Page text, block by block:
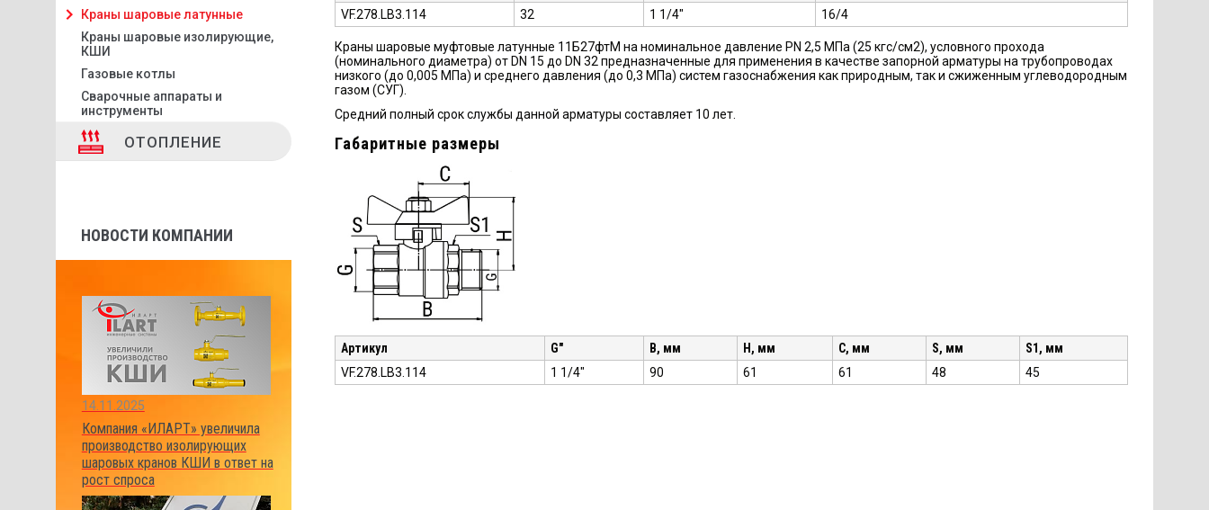
Краны шаровые латунные
Краны шаровые изолирующие,
КШИ
Газовые котлы
Сварочные аппараты и
инструменты
ОТОПЛЕНИЕ
НОВОСТИ КОМПАНИИ
14.11.2025
Компания «ИЛАРТ» увеличила
производство изолирующих
шаровых кранов КШИ в ответ на
рост спроса
VF.278.LB3.114
32 1 1/4" 16/4
Краны шаровые муфтовые латунные 11Б27фтМ на номинальное давление PN 2,5 МПа (25 кгс/см2), условного прохода
(номинального диаметра) от DN 15 до DN 32 предназначенные для применения в качестве запорной арматуры на трубопроводах
низкого (до 0,005 МПа) и среднего давления (до 0,3 МПа) систем газоснабжения как природным, так и сжиженным углеводородным
газом (СУГ).
Средний полный срок службы данной арматуры составляет 10 лет.
Габаритные размеры
Артикул G" B, мм H, мм C, мм S, мм
S1, мм
VF.278.LB3.114
1 1/4" 90 61 61 48 45